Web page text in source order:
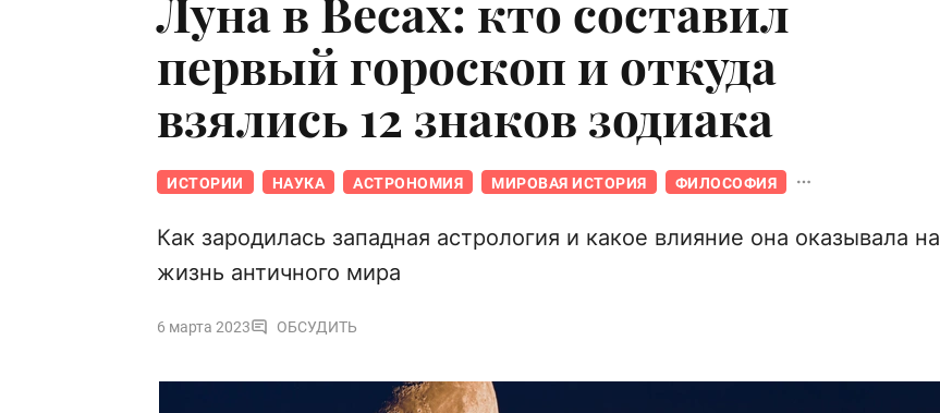
первый гороскоп и откуда
взялись 12 знаков зодиака
ИСТОРИИ НАУКА АСТРОНОМИЯ МИРОВАЯ ИСТОРИЯ ФИЛОСОФИЯ
Как зародилась западная астрология и какое влияние она оказывала на
жизнь античного мира
6 марта 2023 ОБСУДИТЬ